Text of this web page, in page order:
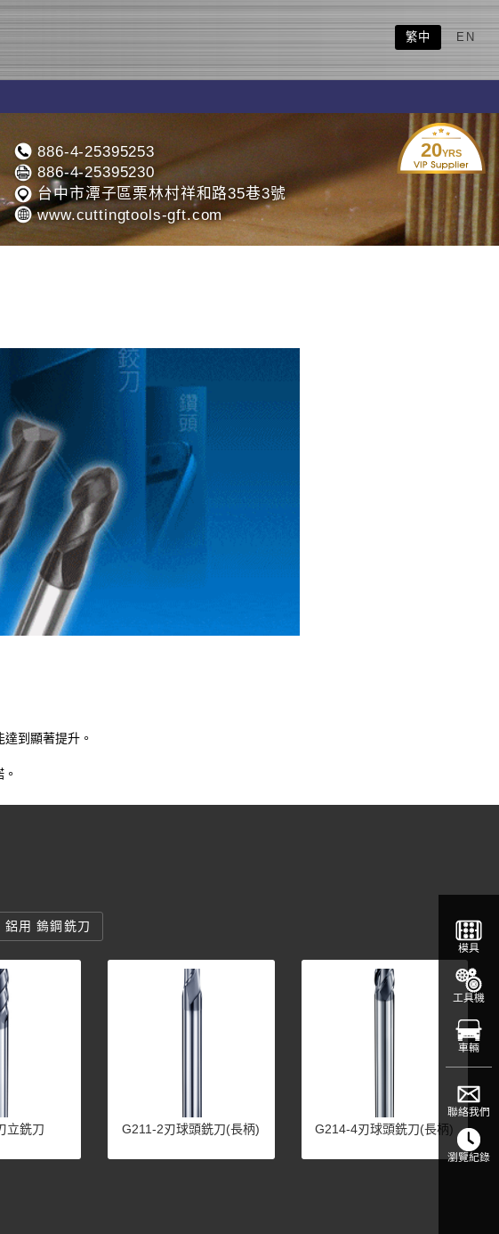
繁中 EN
20YRS
886-4-25395253
886-4-25395230
台中市潭子區栗林村祥和路35巷3號
www.cuttingtools-gft.com
到顯著提升。
鋁用 鎢鋼銑刀
立銑刀 G211-2刃球頭銑刀(長柄) G214-4刃球頭銑刀(長柄)
模具
工具機
車輛
聯絡我們
瀏覽紀錄